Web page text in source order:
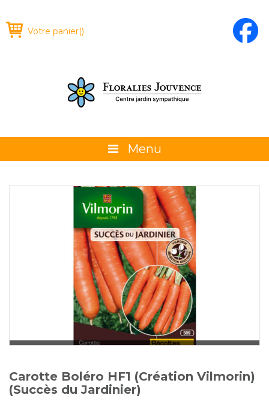
Votre panier()
Menu
La boutique
Promotions et évènements
Conseils
Glossaire
Calendrier horticole
Emplois
Service à la clientèle
Nous joindre
Carotte Boléro HF1 (Création Vilmorin)
(Succès du Jardinier)